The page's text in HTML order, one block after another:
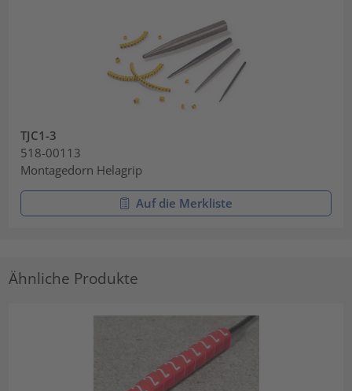
TJC1-3
518-00113
Montagedorn Helagrip
Auf die Merkliste
Ähnliche Produkte